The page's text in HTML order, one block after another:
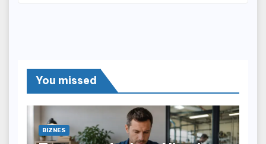
You missed
BIZNES